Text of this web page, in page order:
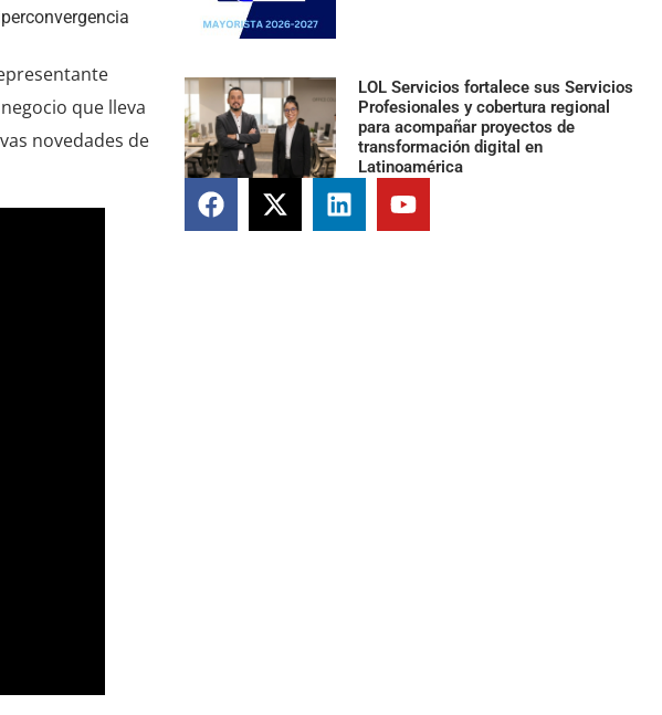
LOL Servicios fortalece sus Servicios
Profesionales y cobertura regional
para acompañar proyectos de
transformación digital en
Latinoamérica
que lleva
novedades de